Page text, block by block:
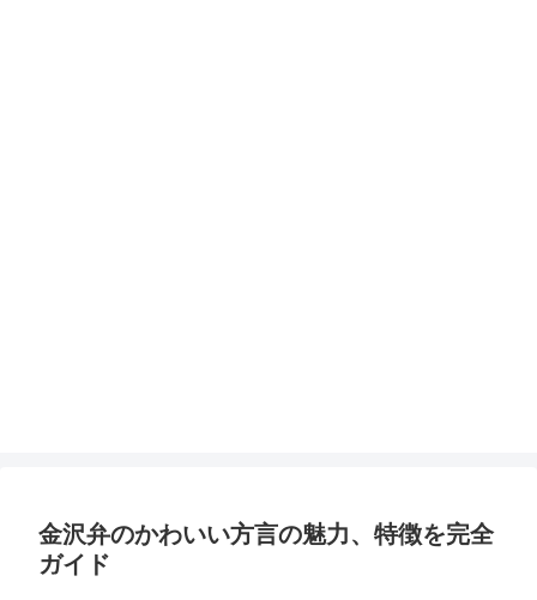
金沢弁のかわいい方言の魅力、特徴を完全
ガイド